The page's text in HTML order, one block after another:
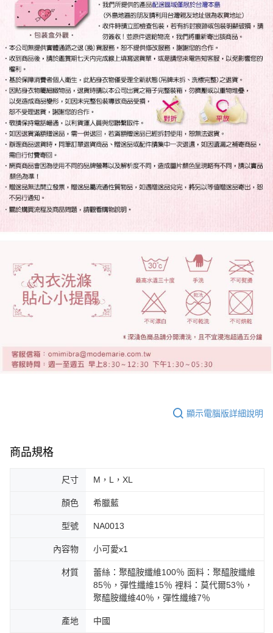
顯示電腦版詳細說明
商品規格
尺寸 M，L，XL
顏色 希臘藍
型號 NA0013
內容物 小可愛x1
材質
蕾絲：聚醯胺纖維100％ 面料：聚醯胺纖維
85％，彈性纖維15％ 裡料：莫代爾53％，
聚醯胺纖維40％，彈性纖維7％
產地 中國